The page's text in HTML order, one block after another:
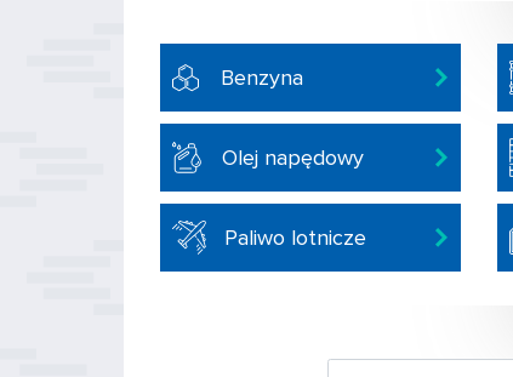
Benzyna
Olej napędowy
Paliwo lotnicze